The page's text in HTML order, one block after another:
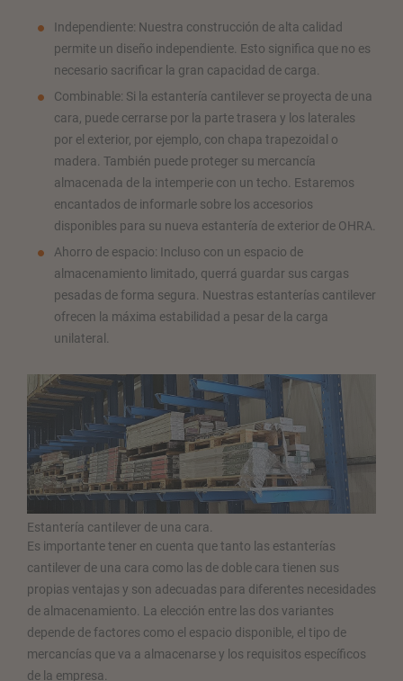
Independiente: Nuestra construcción de alta calidad
permite un diseño independiente. Esto significa que no es
necesario sacrificar la gran capacidad de carga.
Combinable: Si la estantería cantilever se proyecta de una
cara, puede cerrarse por la parte trasera y los laterales
por el exterior, por ejemplo, con chapa trapezoidal o
madera. También puede proteger su mercancía
almacenada de la intemperie con un techo. Estaremos
encantados de informarle sobre los accesorios
disponibles para su nueva estantería de exterior de OHRA.
Ahorro de espacio: Incluso con un espacio de
almacenamiento limitado, querrá guardar sus cargas
pesadas de forma segura. Nuestras estanterías cantilever
ofrecen la máxima estabilidad a pesar de la carga
unilateral.
Estantería cantilever de una cara.
Es importante tener en cuenta que tanto las estanterías
cantilever de una cara como las de doble cara tienen sus
propias ventajas y son adecuadas para diferentes necesidades
de almacenamiento. La elección entre las dos variantes
depende de factores como el espacio disponible, el tipo de
mercancías que va a almacenarse y los requisitos específicos
de la empresa.